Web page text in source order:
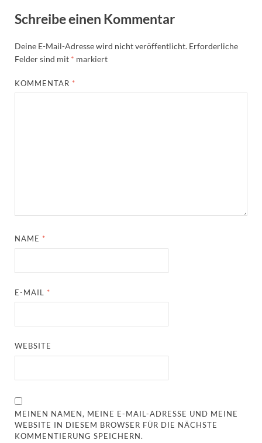
Schreibe einen Kommentar
Deine E-Mail-Adresse wird nicht veröffentlicht. Erforderliche
Felder sind mit * markiert
KOMMENTAR *
NAME *
E-MAIL *
WEBSITE
MEINEN NAMEN, MEINE E-MAIL-ADRESSE UND MEINE
WEBSITE IN DIESEM BROWSER FÜR DIE NÄCHSTE
KOMMENTIERUNG SPEICHERN.